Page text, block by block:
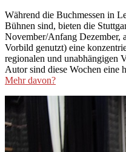
26
Während die Buchmessen in
Bühnen sind, bieten die
November/Anfang Dezember,
Vorbild genutzt) eine
regionalen und unabhängigen
Autor sind diese Wochen eine
Mehr davon?